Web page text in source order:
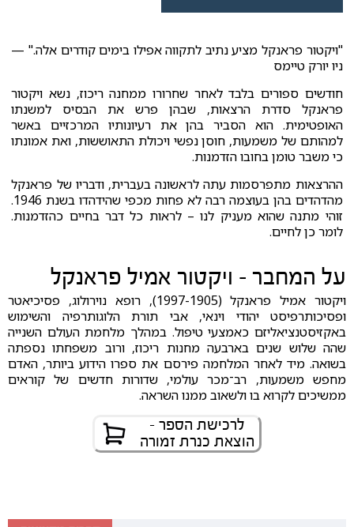
"ויקטור פראנקל מציע נתיב לתקווה אפילו בימים קודרים אלה." —
ניו יורק טיימס
חודשים ספורים בלבד לאחר שחרורו ממחנה ריכוז, נשא ויקטור
פראנקל סדרת הרצאות, שבהן פרש את הבסיס למשנתו
האופטימית. הוא הסביר בהן את רעיונותיו המרכזיים באשר
למהותם של משמעות, חוסן נפשי ויכולת התאוששות, ואת אמונתו
כי משבר טומן בחובו הזדמנות.
ההרצאות מתפרסמות עתה לראשונה בעברית, ודבריו של פראנקל
מהדהדים בהן בעוצמה רבה לא פחות מכפי שהידהדו בשנת 1946.
זוהי מתנה שהוא מעניק לנו – לראות כל דבר בחיים כהזדמנות.
לומר כן לחיים.
על המחבר - ויקטור אמיל פראנקל
ויקטור אמיל פראנקל (1997-1905), רופא נוירולוג, פסיכיאטר
ופסיכותרפיסט יהודי וינאי, אבי תורת הלוגותרפיה והשימוש
באקזיסטנציאליזם כאמצעי טיפול. במהלך מלחמת העולם השנייה
שהה שלוש שנים בארבעה מחנות ריכוז, ורוב משפחתו נספתה
בשואה. מיד לאחר המלחמה פירסם את ספרו הידוע ביותר, האדם
מחפש משמעות, רב־מכר עולמי, שדורות חדשים של קוראים
ממשיכים לקרוא בו ולשאוב ממנו השראה.
לרכישת הספר -
הוצאת כנרת זמורה